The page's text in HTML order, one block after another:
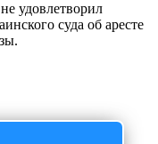
удовлетворил
суда об аресте